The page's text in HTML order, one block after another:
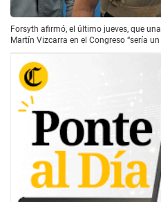
Forsyth afirmó, el último jueves, que
Martín Vizcarra en el Congreso “sería